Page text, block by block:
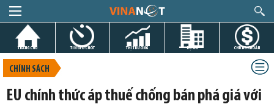
TRANG CHỦ TIN GIỜ CHÓT THỊ TRƯỜNG DỰ ÁN CHỨNG KHOÁN
CHÍNH SÁCH
EU chính thức áp thuế chống bán phá giá với